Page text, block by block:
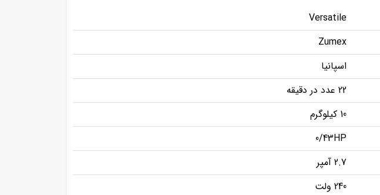
Versatile
Zumex
اسپانیا
22 عدد در دقیقه
10 کیلوگرم
0/43HP
2.7 آمپر
240 ولت